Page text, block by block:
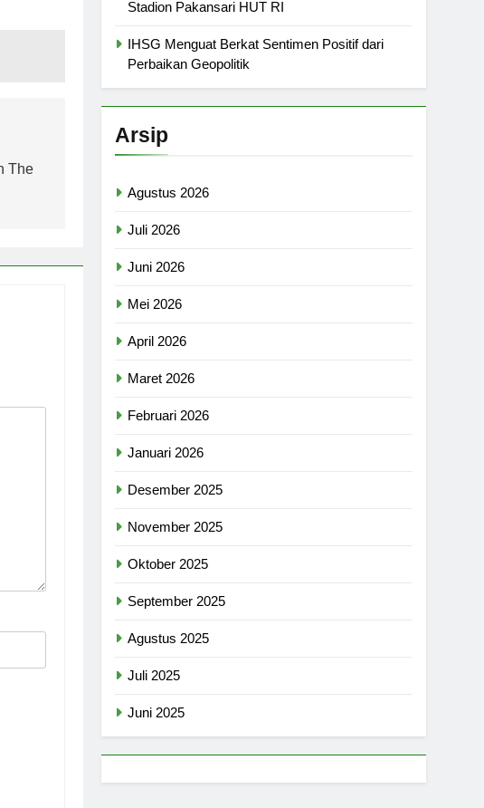
The
Stadion Pakansari HUT RI
IHSG Menguat Berkat Sentimen Positif dari
Perbaikan Geopolitik
Arsip
Agustus 2026
Juli 2026
Juni 2026
Mei 2026
April 2026
Maret 2026
Februari 2026
Januari 2026
Desember 2025
November 2025
Oktober 2025
September 2025
Agustus 2025
Juli 2025
Juni 2025